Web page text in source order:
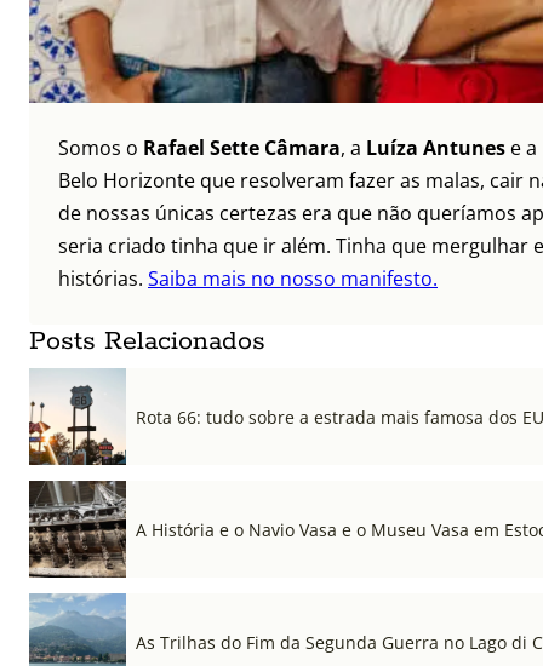
Somos o Rafael Sette Câmara, a Luíza Antunes e a
Belo Horizonte que resolveram fazer as malas, cair
de nossas únicas certezas era que não queríamos
seria criado tinha que ir além. Tinha que mergulhar
histórias. Saiba mais no nosso manifesto.
Posts Relacionados
Rota 66: tudo sobre a estrada mais famosa dos
A História e o Navio Vasa e o Museu Vasa em
As Trilhas do Fim da Segunda Guerra no Lago di